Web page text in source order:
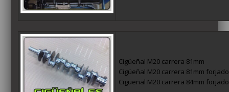
Cigüeñal M20 carrera 81mm
Cigüeñal M20 carrera 81mm forjado
Cigüeñal M20 carrera 84mm forjado